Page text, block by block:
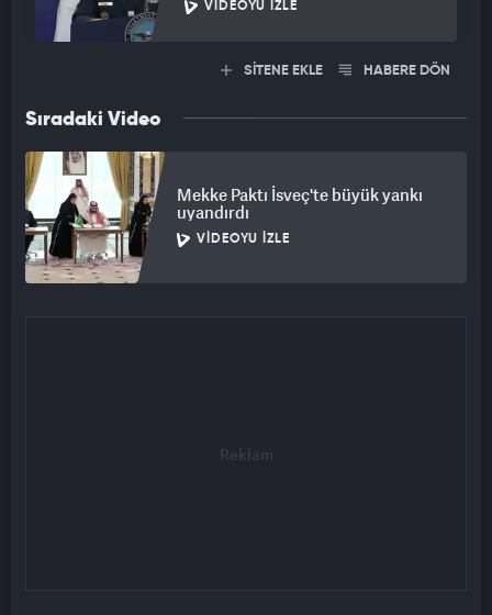
VIDEOYU İZLE
SİTENE EKLE HABERE DÖN
Sıradaki Video
Mekke Paktı İsveç'te büyük yankı
uyandırdı
VIDEOYU İZLE